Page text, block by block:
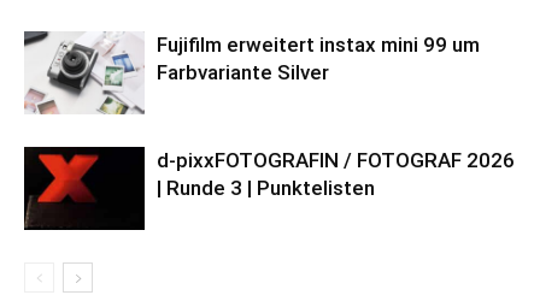
Fujifilm erweitert instax mini 99 um
Farbvariante Silver
d-pixxFOTOGRAFIN / FOTOGRAF 2026
| Runde 3 | Punktelisten